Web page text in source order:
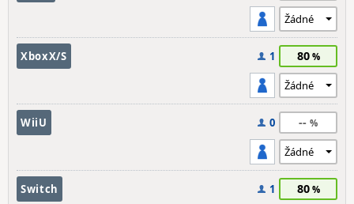
XboxX/S 1 80
WiiU 0 --
Switch 1 80